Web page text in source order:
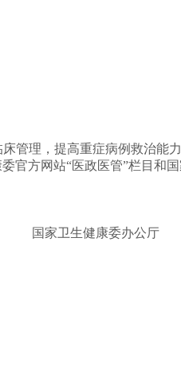
理，提高重症病例救治能力
官方网站“医政医管”栏目和
国家卫生健康委办公厅